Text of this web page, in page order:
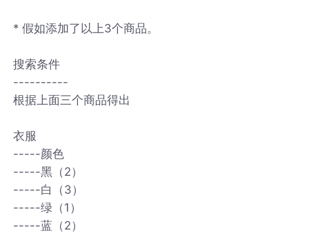
* 假如添加了以上3个商品。
搜索条件
----------
根据上面三个商品得出
衣服
-----颜色
-----黑（2）
-----白（3）
-----绿（1）
-----蓝（2）